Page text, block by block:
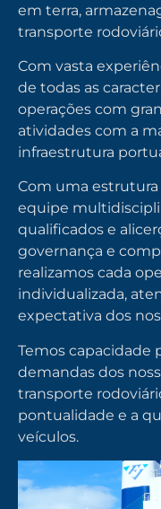
em terra,
transporte
Com vasta
de todas as
operações com
atividades com a
infraestrutura
Com uma
equipe
qualificados e
governança e
realizamos cada
individualizada,
expectativa dos
Temos capacidade
demandas dos
transporte
pontualidade e a
veículos.